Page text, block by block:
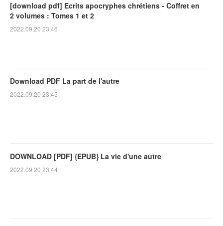
[download pdf] Ecrits apocryphes chrétiens - Coffret en
2 volumes : Tomes 1 et 2
2022.09.20 23:46
Download PDF La part de l'autre
2022.09.20 23:45
DOWNLOAD [PDF] {EPUB} La vie d'une autre
2022.09.20 23:44